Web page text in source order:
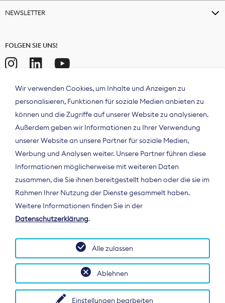
NEWSLETTER
FOLGEN SIE UNS!
Der Bundesverband Digitalpublisher und
Zeitungsverleger (BDZV) vertritt als
Spitzenorganisation die Interessen der
Deutschland und auf EU-Ebene.
Wir verwenden Cookies, um Inhalte und Anzeigen zu
personalisieren, Funktionen für soziale Medien anbieten zu
können und die Zugriffe auf unserer Website zu analysieren.
Außerdem geben wir Informationen zu Ihrer Verwendung
unserer Website an unsere Partner für soziale Medien,
Werbung und Analysen weiter. Unsere Partner führen diese
Informationen möglicherweise mit weiteren Daten
zusammen, die Sie ihnen bereitgestellt haben oder die sie im
Rahmen Ihrer Nutzung der Dienste gesammelt haben.
Weitere Informationen finden Sie in der
Datenschutzerklärung.
Einstellungen bearbeiten
Ablehnen
Alle zulassen